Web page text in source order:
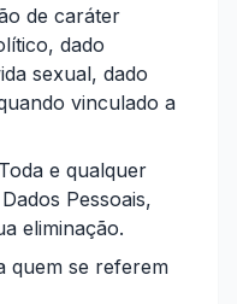
de caráter
dado
sexual, dado
vinculado a
Toda e qualquer
Pessoais,
eliminação.
quem se referem